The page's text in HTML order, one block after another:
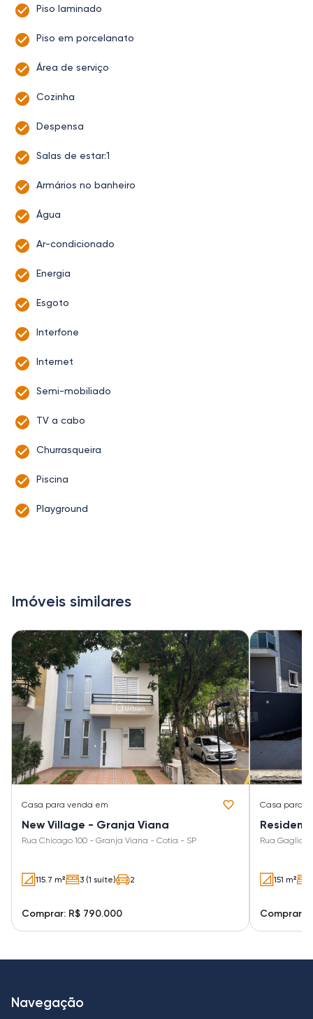
Piso laminado
Piso em porcelanato
Área de serviço
Cozinha
Despensa
Salas de estar:1
Armários no banheiro
Água
Ar-condicionado
Energia
Esgoto
Interfone
Internet
Semi-mobiliado
TV a cabo
Churrasqueira
Piscina
Playground
Imóveis similares
Casa para venda em
New Village - Granja Viana
Rua Chicago 100 - Granja Viana - Cotia - SP
115.7 m² 3 (1 suíte) 2
Comprar: R$ 790.000
Casa para
Rua Gagliari
151 m²
Comprar:
Navegação